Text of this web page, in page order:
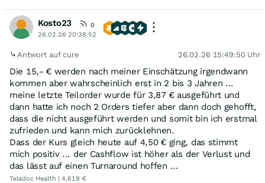
Kosto23
0
26.02.26 20:38:52
Antwort auf cure 26.02.26 15:49:50 Uhr
Die 15,- € werden nach meiner Einschätzung irgendwann
kommen aber wahrscheinlich erst in 2 bis 3 Jahren ...
meine letzte Teilorder wurde für 3,87 € ausgeführt und
dann hatte ich noch 2 Orders tiefer aber dann doch gehofft,
dass die nicht ausgeführt werden und somit bin ich erstmal
zufrieden und kann mich zurücklehnen.
Dass der Kurs gleich heute auf 4,50 € ging, das stimmt
mich positiv ... der Cashflow ist höher als der Verlust und
das lässt auf einen Turnaround hoffen ...
Teladoc Health | 4,619 €